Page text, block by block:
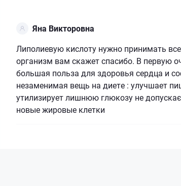
Яна Викторовна
Липолиевую кислоту нужно принимать
организм вам скажет спасибо. В первую
большая польза для здоровья сердца и
незаменимая вещь на диете : улучшает
утилизирует лишнюю глюкозу не
новые жировые клетки